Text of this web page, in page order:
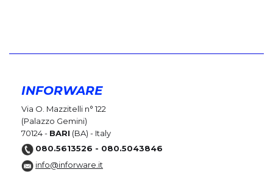
INFORWARE
Via O. Mazzitelli n° 122
(Palazzo Gemini)
70124 - BARI (BA) - Italy
080.5613526 - 080.5043846
info@inforware.it